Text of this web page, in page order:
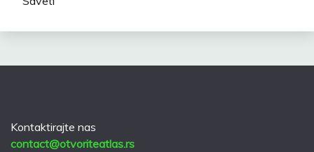
Kontaktirajte nas
contact@otvoriteatlas.rs